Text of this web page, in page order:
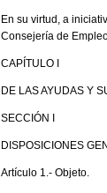
En su virtud, a
Consejería de
CAPÍTULO I
DE LAS AYUDAS Y
SECCIÓN I
DISPOSICIONES
Artículo 1.- Objeto.